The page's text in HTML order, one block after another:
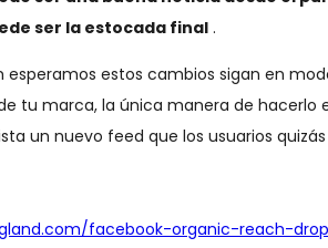
ser la estocada final .
esperamos estos cambios sigan en
tu marca, la única manera de hacerlo
un nuevo feed que los usuarios
facebook-organic-reach-